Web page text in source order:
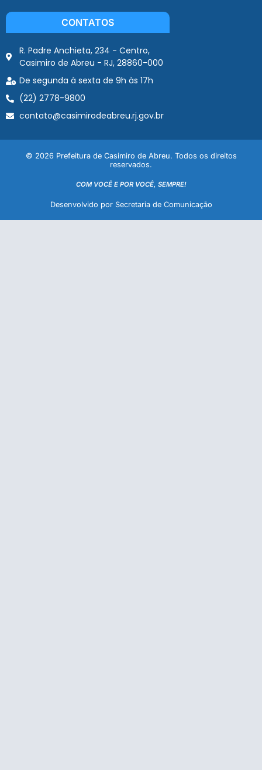
CONTATOS
R. Padre Anchieta, 234 - Centro,
Casimiro de Abreu - RJ, 28860-000
De segunda à sexta de 9h às 17h
(22) 2778-9800
contato@casimirodeabreu.rj.gov.br
© 2026 Prefeitura de Casimiro de Abreu. Todos os direitos
reservados.
COM VOCÊ E POR VOCÊ, SEMPRE!
Desenvolvido por Secretaria de Comunicação